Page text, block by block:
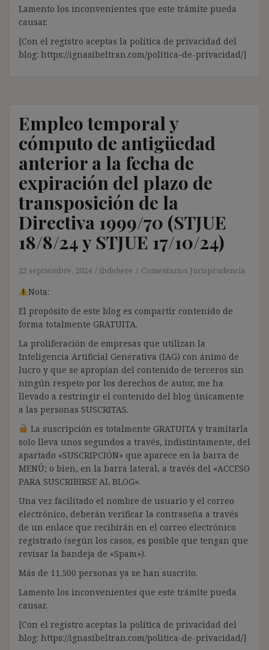
Lamento los inconvenientes que este trámite pueda
causar.
[Con el registro aceptas la política de privacidad del
blog: https://ignasibeltran.com/politica-de-privacidad/]
Empleo temporal y
cómputo de antigüedad
anterior a la fecha de
expiración del plazo de
transposición de la
Directiva 1999/70 (STJUE
18/8/24 y STJUE 17/10/24)
23 septiembre, 2024 ibdehere Comentarios Jurisprudencia
Nota:
El propósito de este blog es compartir contenido de
forma totalmente GRATUITA.
La proliferación de empresas que utilizan la
Inteligencia Artificial Generativa (IAG) con ánimo de
lucro y que se apropian del contenido de terceros sin
ningún respeto por los derechos de autor, me ha
llevado a restringir el contenido del blog únicamente
a las personas SUSCRITAS.
La suscripción es totalmente GRATUITA y tramitarla
solo lleva unos segundos a través, indistintamente, del
apartado «SUSCRIPCIÓN» que aparece en la barra de
MENÚ; o bien, en la barra lateral, a través del «ACCESO
PARA SUSCRIBIRSE AL BLOG».
Una vez facilitado el nombre de usuario y el correo
electrónico, deberán verificar la contraseña a través
de un enlace que recibirán en el correo electrónico
registrado (según los casos, es posible que tengan que
revisar la bandeja de «Spam»).
Más de 11.500 personas ya se han suscrito.
Lamento los inconvenientes que este trámite pueda
causar.
[Con el registro aceptas la política de privacidad del
blog: https://ignasibeltran.com/politica-de-privacidad/]